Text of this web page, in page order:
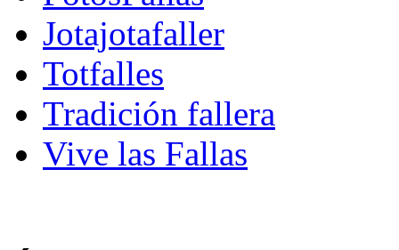
Jotajotafaller
Totfalles
Tradición fallera
Vive las Fallas